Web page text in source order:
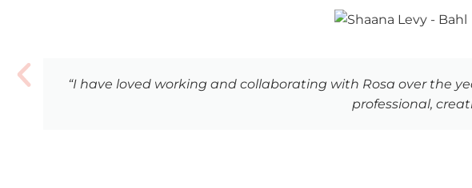
“I have loved working and collaborating with Rosa over the
professional,